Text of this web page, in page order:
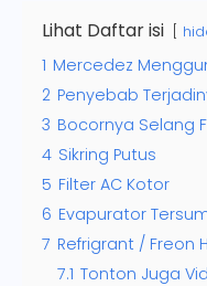
Lihat Daftar isi
1 Mercedez
2 Penyebab
3 Bocornya Selang
4 Sikring Putus
5 Filter AC Kotor
6 Evapurator
7 Refrigrant / Freon
7.1 Tonton Juga